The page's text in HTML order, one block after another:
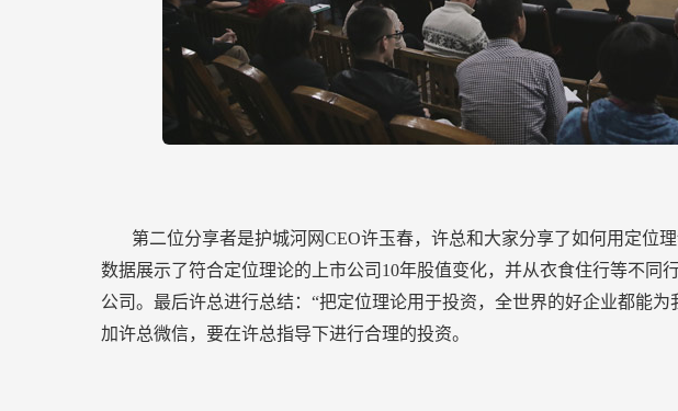
第二位分享者是护城河网CEO许玉春，许总和大家分享了如何用定位
数据展示了符合定位理论的上市公司10年股值变化，并从衣食住行等不同
公司。最后许总进行总结：“把定位理论用于投资，全世界的好企业都能
加许总微信，要在许总指导下进行合理的投资。